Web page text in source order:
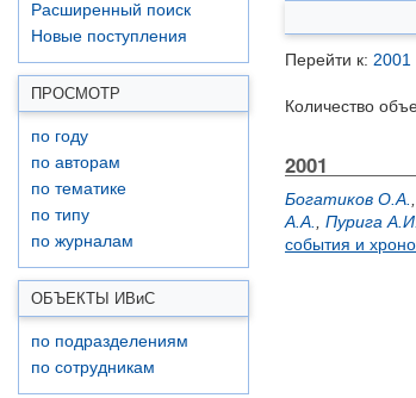
Расширенный поиск
Новые поступления
ПРОСМОТР
по году
по авторам
по тематике
по типу
по журналам
ОБЪЕКТЫ ИВиС
по подразделениям
по сотрудникам
Перейти к: 2001
Количество
2001
Богатиков О.А.
А.А.
Пурига А.И.
события и